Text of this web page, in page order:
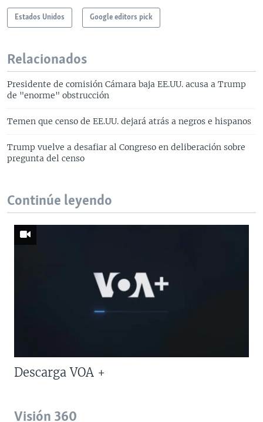
Estados Unidos Google editors pick
Relacionados
Presidente de comisión Cámara baja EE.UU. acusa a Trump
de "enorme" obstrucción
Temen que censo de EE.UU. dejará atrás a negros e hispanos
Trump vuelve a desafiar al Congreso en deliberación sobre
pregunta del censo
Continúe leyendo
Descarga VOA +
Visión 360